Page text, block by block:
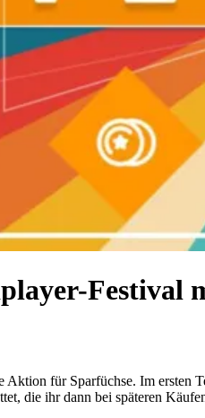
Festival
für Sparfüchse. Im ersten
die ihr dann bei späteren